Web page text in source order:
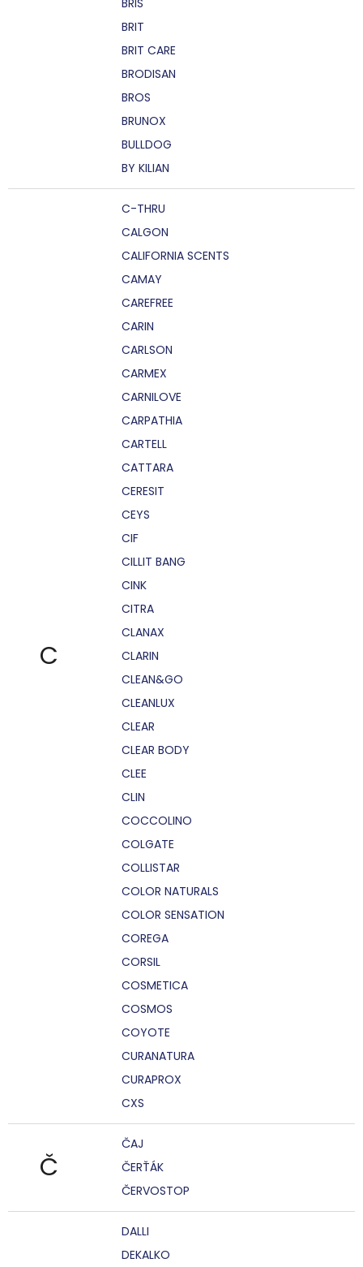
BRIS
BRIT
BRIT CARE
BRODISAN
BROS
BRUNOX
BULLDOG
BY KILIAN
C
C-THRU
CALGON
CALIFORNIA SCENTS
CAMAY
CAREFREE
CARIN
CARLSON
CARMEX
CARNILOVE
CARPATHIA
CARTELL
CATTARA
CERESIT
CEYS
CIF
CILLIT BANG
CINK
CITRA
CLANAX
CLARIN
CLEAN&GO
CLEANLUX
CLEAR
CLEAR BODY
CLEE
CLIN
COCCOLINO
COLGATE
COLLISTAR
COLOR NATURALS
COLOR SENSATION
COREGA
CORSIL
COSMETICA
COSMOS
COYOTE
CURANATURA
CURAPROX
CXS
Č
ČAJ
ČERŤÁK
ČERVOSTOP
DALLI
DEKALKO